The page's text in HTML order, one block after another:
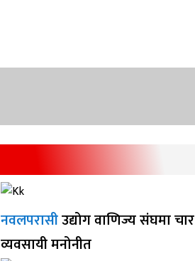
नवलपरासीउद्योग वाणिज्य संघमा चार
व्यवसायी मनोनीत